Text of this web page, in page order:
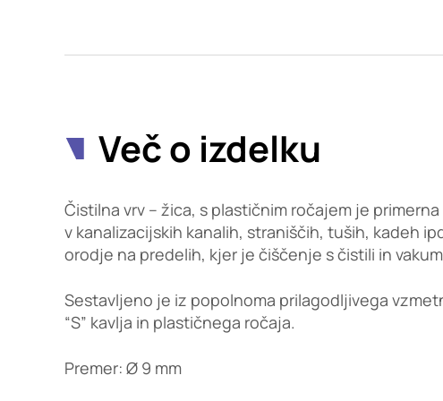
Več o izdelku
Čistilna vrv – žica, s plastičnim ročajem je
v kanalizacijskih kanalih, straniščih, tuših, kadeh
orodje na predelih, kjer je čiščenje s čistili in
Sestavljeno je iz popolnoma prilagodljivega
“S” kavlja in plastičnega ročaja.
Premer: Ø 9 mm